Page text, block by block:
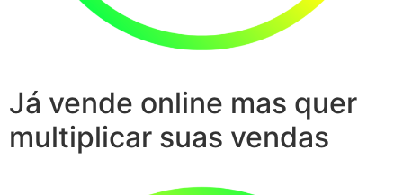
Já vende online mas quer
multiplicar suas vendas